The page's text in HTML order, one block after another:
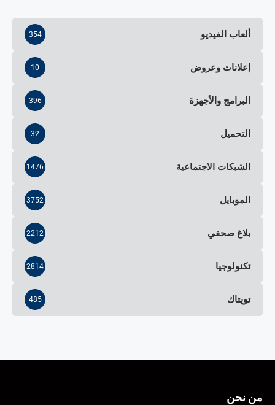
ألعاب الفيديو 354
إعلانات وعروض 10
البرامج والأجهزة 396
التحميل 32
الشبكات الاجتماعية 1476
الموبايل 3752
بلاغ صحفي 2212
تكنولوجيا 2814
تويتاك 485
من نحن